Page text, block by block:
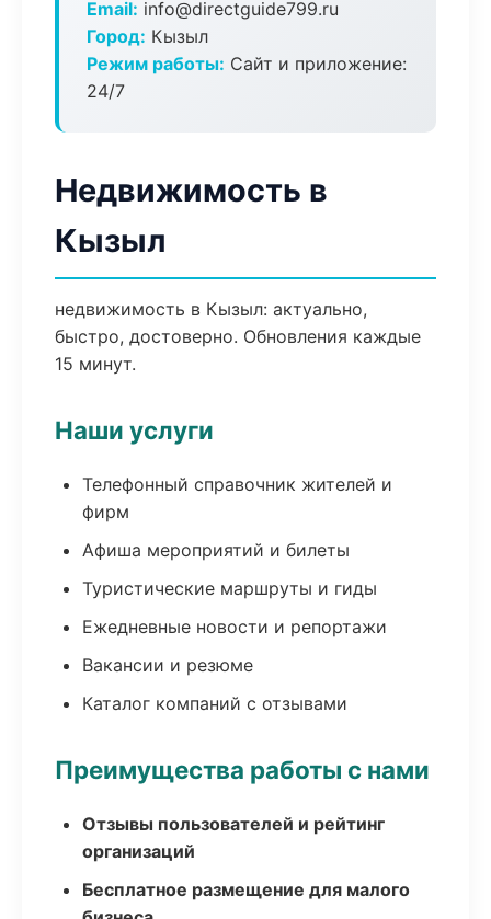
Email: info@directguide799.ru
Город: Кызыл
Режим работы: Сайт и приложение:
24/7
Недвижимость в
Кызыл
недвижимость в Кызыл: актуально,
быстро, достоверно. Обновления каждые
15 минут.
Наши услуги
Телефонный справочник жителей и
фирм
Афиша мероприятий и билеты
Туристические маршруты и гиды
Ежедневные новости и репортажи
Вакансии и резюме
Каталог компаний с отзывами
Преимущества работы с нами
Отзывы пользователей и рейтинг
организаций
Бесплатное размещение для малого